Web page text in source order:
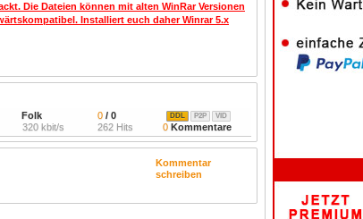
Die Dateien können mit alten WinRar Versionen
Installiert euch daher Winrar 5.x
Folk
320 kbit/s
0 / 0
262 Hits
VID
P2P
DDL
0 Kommentare
Kommentar
schreiben